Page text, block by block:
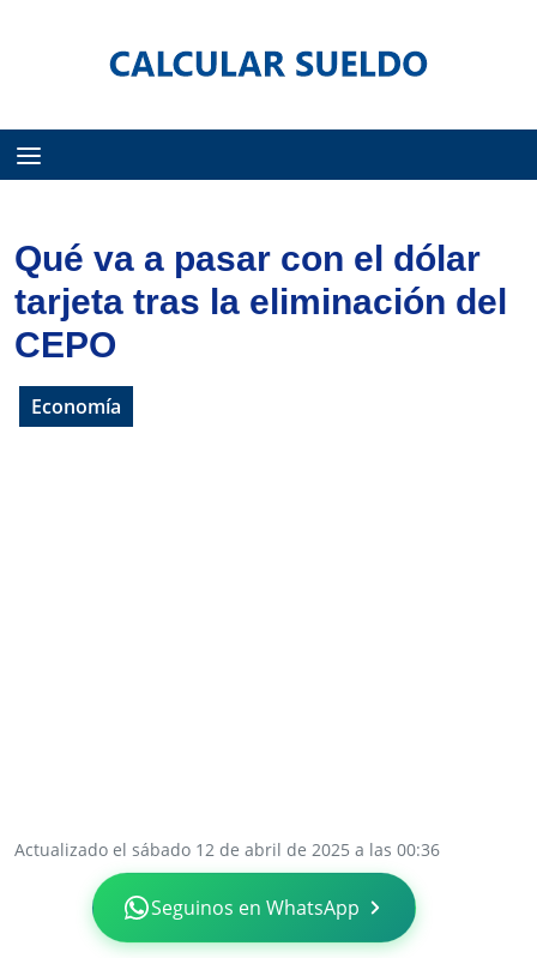
Qué va a pasar con el dólar
tarjeta tras la eliminación del
CEPO
Economía
Actualizado el sábado 12 de abril de 2025 a las 00:36
Seguinos en WhatsApp